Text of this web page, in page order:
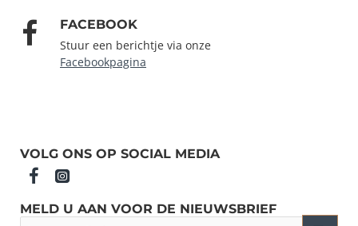
FACEBOOK
Stuur een berichtje via onze
Facebookpagina
VOLG ONS OP SOCIAL MEDIA
MELD U AAN VOOR DE NIEUWSBRIEF